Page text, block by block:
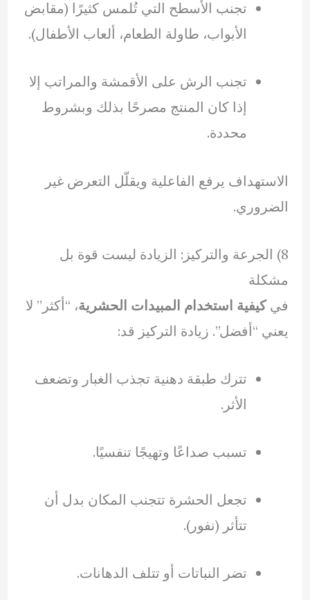
تجنب الأسطح التي تُلمس كثيرًا (مقابض
الأبواب، طاولة الطعام، ألعاب الأطفال).
تجنب الرش على الأقمشة والمراتب إلا
إذا كان المنتج مصرحًا بذلك وبشروط
محددة.
الاستهداف يرفع الفاعلية ويقلّل التعرض غير
الضروري.
8) الجرعة والتركيز: الزيادة ليست قوة بل
مشكلة
فيكيفية استخدام المبيدات الحشرية، “أكثر” لا
يعني “أفضل”. زيادة التركيز قد:
تترك طبقة دهنية تجذب الغبار وتضعف
الأثر.
تسبب صداعًا وتهيجًا تنفسيًا.
تجعل الحشرة تتجنب المكان بدل أن
تتأثر (نفور).
تضر النباتات أو تتلف الدهانات.